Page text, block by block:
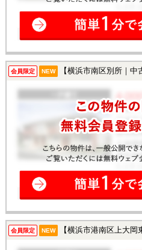
会員限定 NEW 【横浜市南区別所｜中
会員限定 NEW 【横浜市港南区上大岡